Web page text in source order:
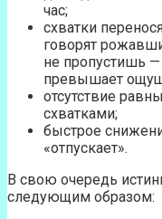
час;
схватки
говорят
не пропустишь
превышает
отсутствие
схватками;
быстрое
«отпускает».
В свою очередь
следующим образом: